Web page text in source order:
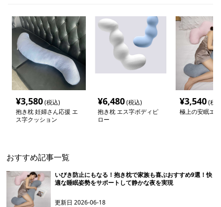
¥3,580(税込)
抱き枕 妊婦さん応援 エ
ス字クッション
¥6,480(税込)
抱き枕 エス字ボディピ
ロー
¥3,540(税
極上の安眠エ
おすすめ記事一覧
いびき防止にもなる！抱き枕で家族も喜ぶおすすめ9選！快
適な睡眠姿勢をサポートして静かな夜を実現
更新日2026-06-18